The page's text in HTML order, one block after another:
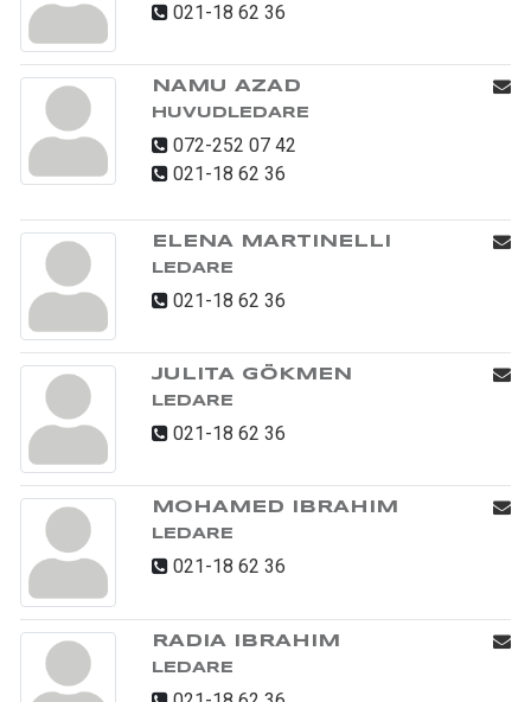
021-18 62 36
NAMU AZAD
HUVUDLEDARE
072-252 07 42
021-18 62 36
ELENA MARTINELLI
LEDARE
021-18 62 36
JULITA GÖKMEN
LEDARE
021-18 62 36
MOHAMED IBRAHIM
LEDARE
021-18 62 36
RADIA IBRAHIM
LEDARE